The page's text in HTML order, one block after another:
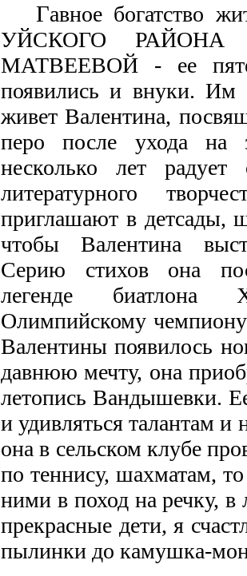
Гавное богатство
УЙСКОГО РАЙОНА
МАТВЕЕВОЙ - ее
появились и внуки. Им
живет Валентина,
перо после ухода на
несколько лет
литературного
приглашают в детсады,
чтобы Валентина
Серию стихов она
легенде биатлона
Олимпийскому
Валентины появилось
давнюю мечту, она
летопись Вандышевки.
и удивляться талантам
она в сельском клубе
по теннису, шахматам,
ними в поход на речку,
прекрасные дети, я
пылинки до камушка-